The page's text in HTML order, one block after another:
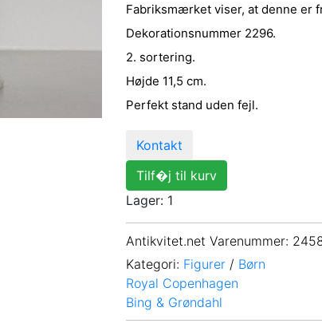
Fabriksmærket viser, at denne er
Dekorationsnummer 2296.
2. sortering.
Højde 11,5 cm.
Perfekt stand uden fejl.
Kontakt
Tilf�j til kurv
Lager: 1
Antikvitet.net Varenummer:
Kategori: Figurer / Børn
Royal Copenhagen
Bing & Grøndahl